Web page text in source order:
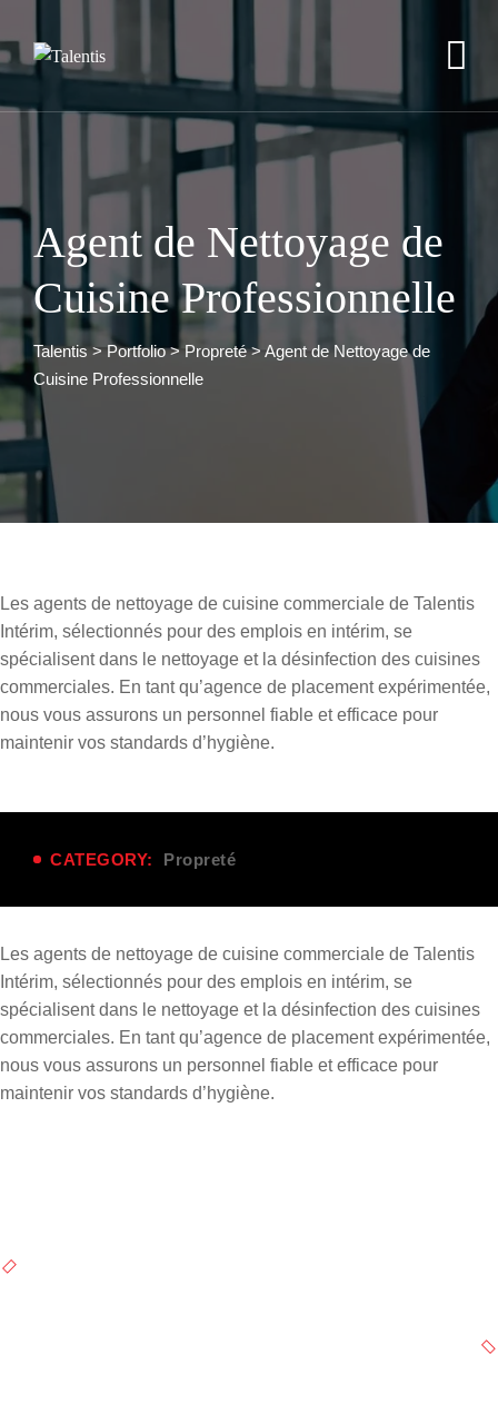
to
content
Agent de Nettoyage de
Cuisine Professionnelle
Talentis>Portfolio> Propreté>Agent de Nettoyage de
Cuisine Professionnelle
Les agents de nettoyage de cuisine commerciale de Talentis
Intérim, sélectionnés pour des emplois en intérim, se
spécialisent dans le nettoyage et la désinfection des cuisines
commerciales. En tantqu’agence de placement expérimentée,
nous vous assurons un personnel fiable et efficace pour
maintenir vos standards d’hygiène.
CATEGORY: Propreté
Les agents de nettoyage de cuisine commerciale de Talentis
Intérim, sélectionnés pour des emplois en intérim, se
spécialisent dans le nettoyage et la désinfection des cuisines
commerciales. En tantqu’agence de placement expérimentée,
nous vous assurons un personnel fiable et efficace pour
maintenir vos standards d’hygiène.
по